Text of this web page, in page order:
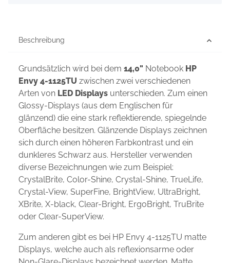
Beschreibung
Grundsätzlich wird bei dem 14,0" Notebook HP
Envy 4-1125TU zwischen zwei verschiedenen
Arten von LED Displays unterschieden. Zum einen
Glossy-Displays (aus dem Englischen für
glänzend) die eine stark reflektierende, spiegelnde
Oberfläche besitzen. Glänzende Displays zeichnen
sich durch einen höheren Farbkontrast und ein
dunkleres Schwarz aus. Hersteller verwenden
diverse Bezeichnungen wie zum Beispiel:
CrystalBrite, Color-Shine, Crystal-Shine, TrueLife,
Crystal-View, SuperFine, BrightView, UltraBright,
XBrite, X-black, Clear-Bright, ErgoBright, TruBrite
oder Clear-SuperView.
Zum anderen gibt es bei HP Envy 4-1125TU matte
Displays, welche auch als reflexionsarme oder